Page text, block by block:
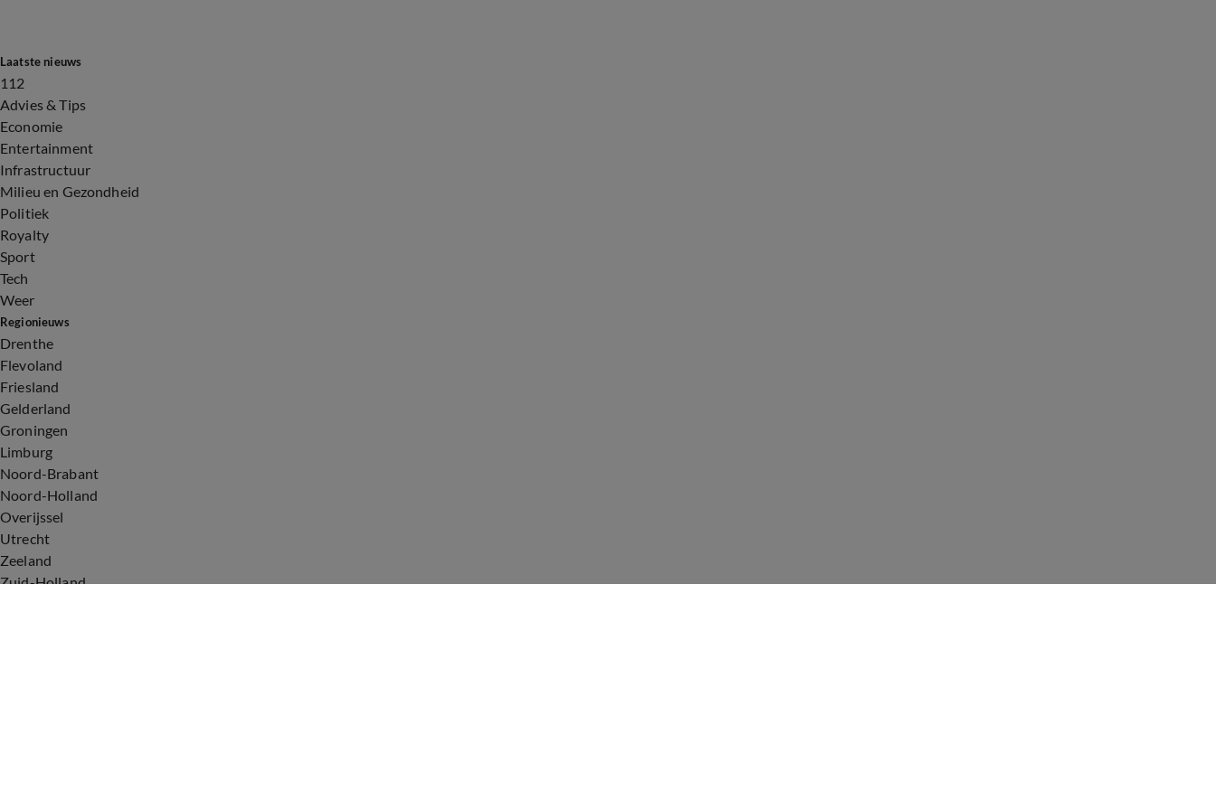
Laatste nieuws
112
Advies & Tips
Economie
Entertainment
Infrastructuur
Milieu en Gezondheid
Politiek
Royalty
Sport
Tech
Weer
Regionieuws
Drenthe
Flevoland
Friesland
Gelderland
Groningen
Limburg
Noord-Brabant
Noord-Holland
Overijssel
Utrecht
Zeeland
Zuid-Holland